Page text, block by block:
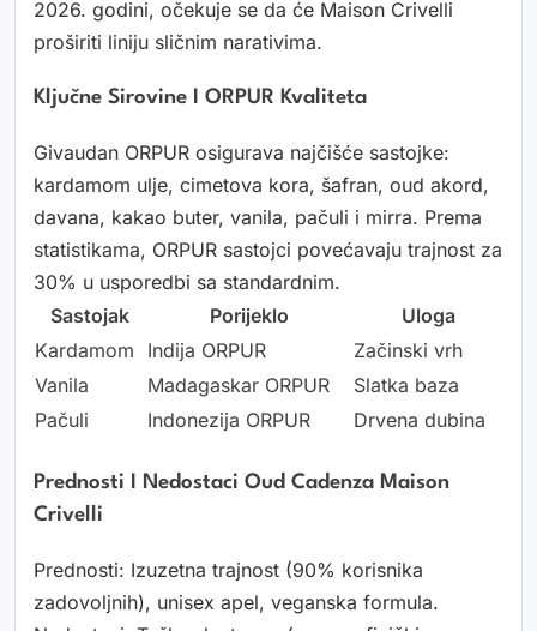
2026. godini, očekuje se da će Maison Crivelli
proširiti liniju sličnim narativima.
Ključne Sirovine I ORPUR Kvaliteta
Givaudan ORPUR osigurava najčišće sastojke:
kardamom ulje, cimetova kora, šafran, oud akord,
davana, kakao buter, vanila, pačuli i mirra. Prema
statistikama, ORPUR sastojci povećavaju trajnost za
30% u usporedbi sa standardnim.
Sastojak
Porijeklo
Uloga
Kardamom
Indija ORPUR
Začinski vrh
Vanila
Madagaskar ORPUR
Slatka baza
Pačuli
Indonezija ORPUR Drvena dubina
Prednosti I Nedostaci Oud Cadenza Maison
Crivelli
Prednosti: Izuzetna trajnost (90% korisnika
zadovoljnih), unisex apel, veganska formula.